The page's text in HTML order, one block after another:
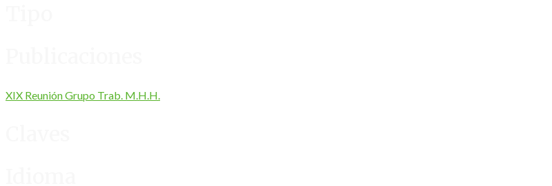
XIX Reunión Grupo Trab. M.H.H.